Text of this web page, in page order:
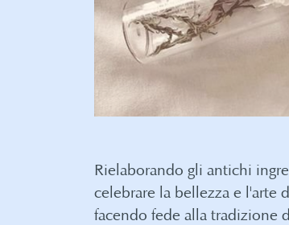
Rielaborando gli antichi
celebrare la bellezza e l'arte
facendo fede alla tradizione